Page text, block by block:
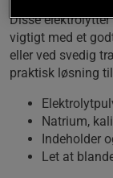
Disse
vigtigt med et
eller ved svedig
praktisk løsning
Natrium,
Indeholder
Let at